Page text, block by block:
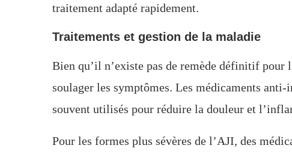
traitement adapté rapidement.
Traitements et gestion de la maladie
Bien qu’il n’existe pas de remède définitif pour
soulager les symptômes. Les médicaments
souvent utilisés pour réduire la douleur et
Pour les formes plus sévères de l’AJI, des